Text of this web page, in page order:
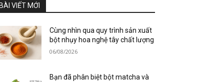
VIẾT MỚI
Cùng nhìn qua quy trình sản xuất
bột nhụy hoa nghệ tây chất lượng
06/08/2026
Bạn đã phân biệt bột matcha và